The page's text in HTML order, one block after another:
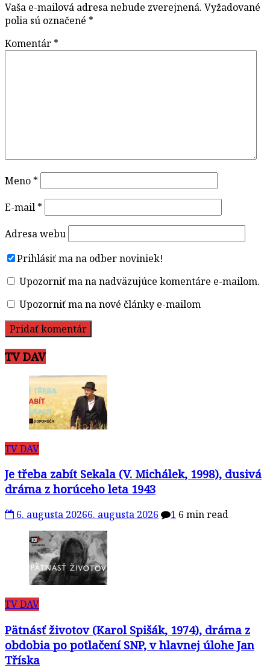
Vaša e-mailová adresa nebude zverejnená. Vyžadované
polia sú označené *
Komentár *
Meno *
E-mail *
Adresa webu
Prihlásiť ma na odber noviniek!
Upozorniť ma na nadväzujúce komentáre e-mailom.
Upozorniť ma na nové články e-mailom
TV DAV
TV DAV
Je třeba zabít Sekala (V. Michálek, 1998), dusivá
dráma z horúceho leta 1943
6. augusta 20266. augusta 2026 1 6 min read
TV DAV
Pätnásť životov (Karol Spišák, 1974), dráma z
obdobia po potlačení SNP, v hlavnej úlohe Jan
Tříska